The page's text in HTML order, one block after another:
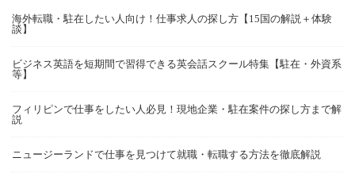
海外転職・駐在したい人向け！仕事求人の探し方【15国の解説＋体験
談】
ビジネス英語を短期間で習得できる英会話スクール特集【駐在・外資系
等】
フィリピンで仕事をしたい人必見！現地企業・駐在案件の探し方まで解
説
ニュージーランドで仕事を見つけて就職・転職する方法を徹底解説